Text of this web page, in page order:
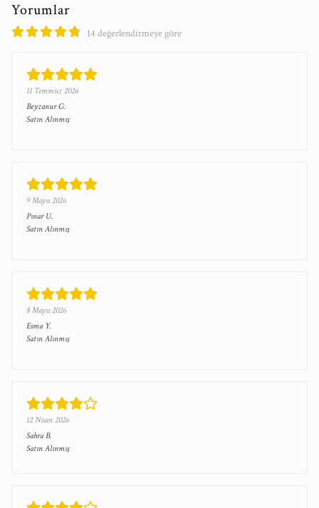
Yorumlar
14 değerlendirmeye göre
11 Temmuz 2026
Beyzanur G.
Satın Alınmış
9 Mayıs 2026
Pınar U.
Satın Alınmış
8 Mayıs 2026
Esma Y.
Satın Alınmış
12 Nisan 2026
Sahra B.
Satın Alınmış